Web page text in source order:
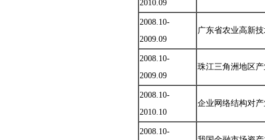
2010.09
2008.10-
2009.09
广东省农业高新
2008.10-
2009.09
珠江三角洲地区
2008.10-
2010.10
企业网络结构对
2008.10-